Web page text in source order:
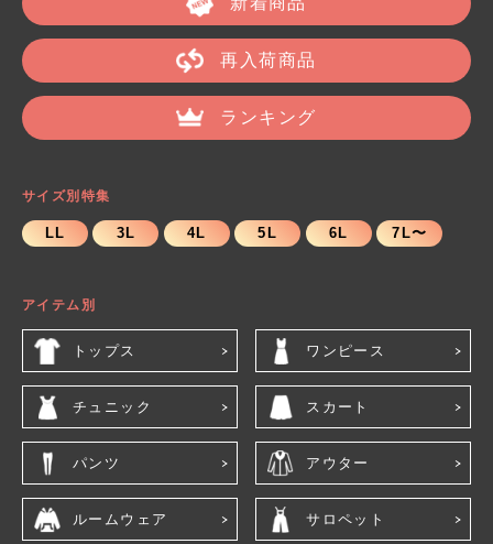
再入荷商品
ランキング
サイズ別特集
LL 3L 4L 5L 6L 7L〜
アイテム別
トップス ワンピース
チュニック スカート
パンツ アウター
ルームウェア サロペット